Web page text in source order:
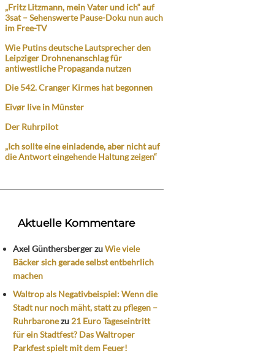
„Fritz Litzmann, mein Vater und ich“ auf
3sat – Sehenswerte Pause-Doku nun auch
im Free-TV
Wie Putins deutsche Lautsprecher den
Leipziger Drohnenanschlag für
antiwestliche Propaganda nutzen
Die 542. Cranger Kirmes hat begonnen
Eivør live in Münster
Der Ruhrpilot
„Ich sollte eine einladende, aber nicht auf
die Antwort eingehende Haltung zeigen“
Aktuelle Kommentare
Axel GünthersbergerzuWie viele
Bäcker sich gerade selbst entbehrlich
machen
Waltrop als Negativbeispiel: Wenn die
Stadt nur noch mäht, statt zu pflegen –
Ruhrbaronezu 21 Euro Tageseintritt
für ein Stadtfest? Das Waltroper
Parkfest spielt mit dem Feuer!